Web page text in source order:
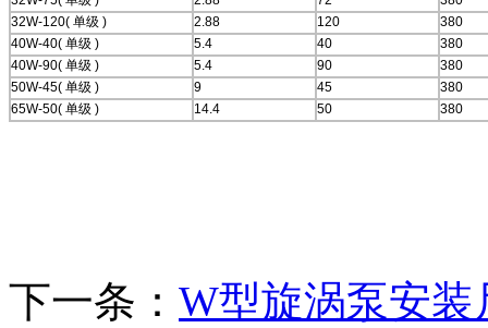
32W-120(单级 ) 2.88 120
380
40W-40(单级 ) 5.4 40
380
40W-90(单级 ) 5.4 90
380
50W-45(单级 ) 9 45
380
65W-50(单级 ) 14.4 50 380
下一条： W型旋涡泵安装